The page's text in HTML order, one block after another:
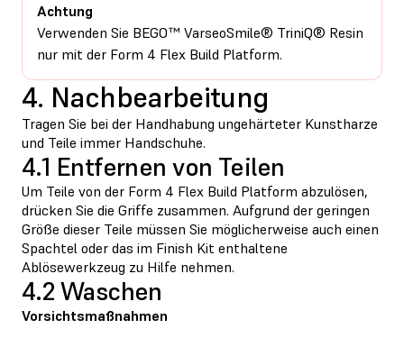
Achtung
Verwenden Sie BEGO™ VarseoSmile® TriniQ® Resin
nur mit der Form 4 Flex Build Platform.
4. Nachbearbeitung
Tragen Sie bei der Handhabung ungehärteter Kunstharze
und Teile immer Handschuhe.
4.1 Entfernen von Teilen
Um Teile von der Form 4 Flex Build Platform abzulösen,
drücken Sie die Griffe zusammen. Aufgrund der geringen
Größe dieser Teile müssen Sie möglicherweise auch einen
Spachtel oder das im Finish Kit enthaltene
Ablösewerkzeug zu Hilfe nehmen.
4.2 Waschen
Vorsichtsmaßnahmen